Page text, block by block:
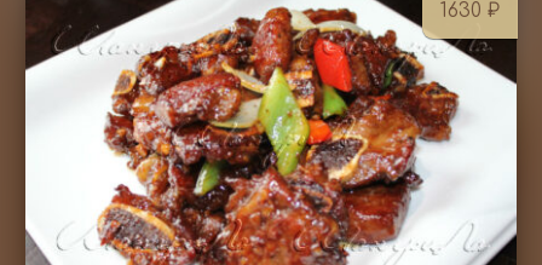
1630 ₽